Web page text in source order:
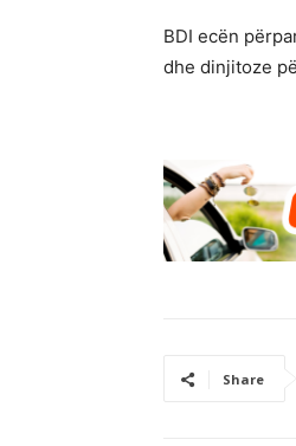
BDI ecën
dhe dinjitoze
Share